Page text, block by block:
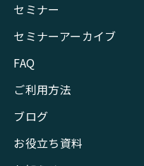
セミナー
セミナーアーカイブ
FAQ
ご利用方法
ブログ
お役立ち資料